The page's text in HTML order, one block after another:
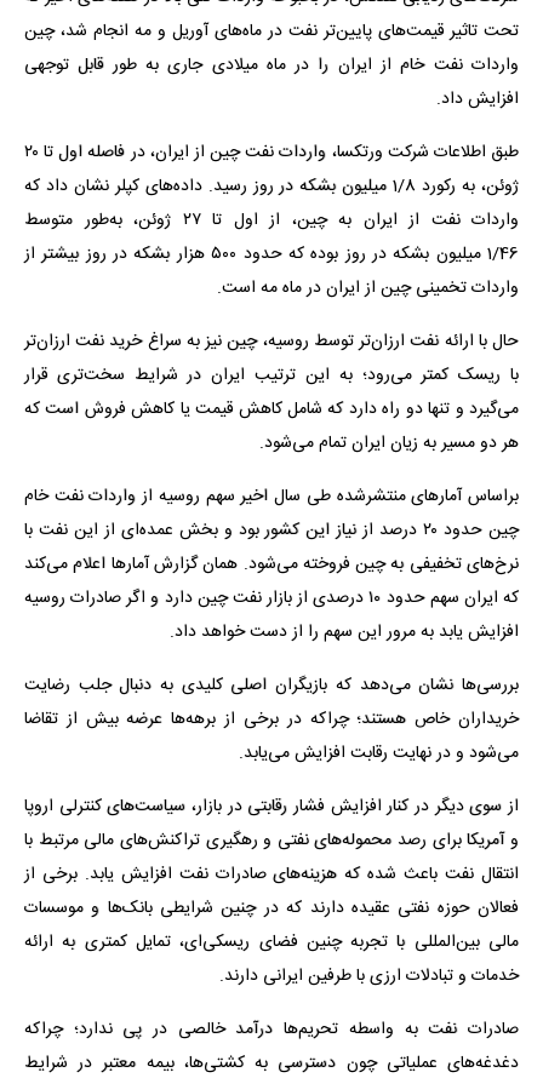
تحت تاثیر قیمت‌های پایین‌تر نفت در ماه‌های آوریل و مه انجام شد، چین
واردات نفت خام از ایران را در ماه میلادی جاری به طور قابل توجهی
افزایش داد.
طبق اطلاعات شرکت ورتکسا، واردات نفت چین از ایران، در فاصله اول تا ۲۰
ژوئن، به رکورد 1/8 میلیون بشکه در روز رسید. داده‌های کپلر نشان داد که
واردات نفت از ایران به چین، از اول تا ۲۷ ژوئن، به‌طور متوسط
1/46 میلیون بشکه در روز بوده که حدود ۵۰۰ هزار بشکه در روز بیشتر از
واردات تخمینی چین از ایران در ماه مه است.
حال با ارائه نفت ارزان‌تر توسط روسیه، چین نیز به سراغ خرید نفت ارزان‌تر
با ریسک کمتر می‌رود؛ به این ترتیب ایران در شرایط سخت‌تری قرار
می‌گیرد و تنها دو راه دارد که شامل کاهش قیمت یا کاهش فروش است که
هر دو مسیر به زیان ایران تمام می‌شود.
براساس آمارهای منتشرشده طی سال اخیر سهم روسیه از واردات نفت خام
چین حدود ۲۰ درصد از نیاز این کشور بود و بخش عمده‌ای از این نفت با
نرخ‌های تخفیفی به چین فروخته می‌شود. همان گزارش آمارها اعلام می‌کند
که ایران سهم حدود ۱۰ درصدی از بازار نفت چین دارد و اگر صادرات روسیه
افزایش یابد به مرور این سهم را از دست خواهد داد.
بررسی‌ها نشان می‌دهد که بازیگران اصلی کلیدی به دنبال جلب رضایت
خریداران خاص هستند؛ چراکه در برخی از برهه‌ها عرضه بیش از تقاضا
می‌شود و در نهایت رقابت افزایش می‌یابد.
از سوی دیگر در کنار افزایش فشار رقابتی در بازار، سیاست‌های کنترلی اروپا
و آمریکا برای رصد محموله‌های نفتی و رهگیری تراکنش‌های مالی مرتبط با
انتقال نفت باعث شده که هزینه‌های صادرات نفت افزایش یابد. برخی از
فعالان حوزه نفتی عقیده دارند که در چنین شرایطی بانک‌ها و موسسات
مالی بین‌المللی با تجربه چنین فضای ریسکی‌ای، تمایل کمتری به ارائه
خدمات و تبادلات ارزی با طرفین ایرانی دارند.
صادرات نفت به واسطه تحریم‌ها درآمد خالصی در پی ندارد؛ چراکه
دغدغه‌های عملیاتی چون دسترسی به کشتی‌ها، بیمه معتبر در شرایط